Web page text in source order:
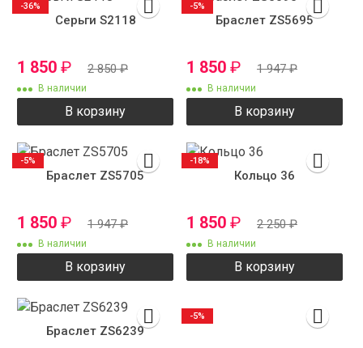
Серьги S2118
1 850 ₽ 2 850₽
В наличии
В корзину
-36%
Браслет ZS5695
1 850 ₽ 1 947₽
В наличии
В корзину
-5%
Браслет ZS5705
1 850 ₽ 1 947₽
В наличии
В корзину
-5%
Кольцо 36
1 850 ₽ 2 250₽
В наличии
В корзину
-18%
Браслет ZS6239
-5%